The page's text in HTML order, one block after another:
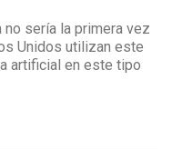
no sería la primera vez
Unidos utilizan este
artificial en este tipo